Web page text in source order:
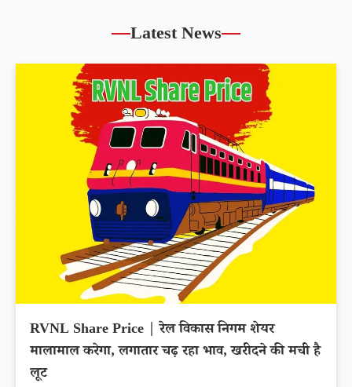
Latest News
RVNL Share Price | रेल विकास निगम शेयर
मालामाल करेगा, लगातार चढ़ रहा भाव, खरीदने की मची है
लूट